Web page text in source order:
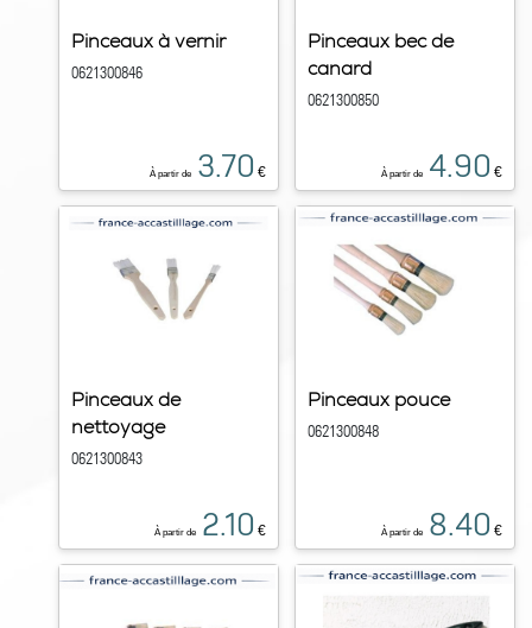
Pinceaux à vernir
0621300846
À partir de 3.70 €
Pinceaux bec de
canard
0621300850
À partir de 4.90 €
Pinceaux de
nettoyage
0621300843
À partir de 2.10 €
Pinceaux pouce
0621300848
À partir de 8.40 €